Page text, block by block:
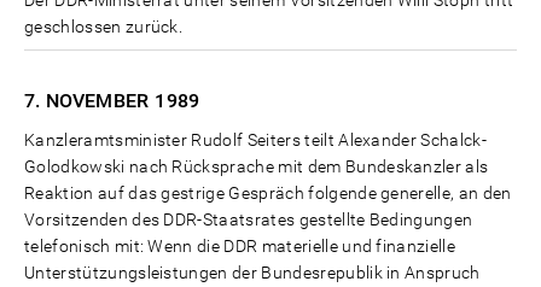
geschlossen zurück.
7. NOVEMBER 1989
Kanzleramtsminister Rudolf Seiters teilt Alexander Schalck-
Golodkowski nach Rücksprache mit dem Bundeskanzler als
Reaktion auf das gestrige Gespräch folgende generelle, an den
Vorsitzenden des DDR-Staatsrates gestellte Bedingungen
telefonisch mit: Wenn die DDR materielle und finanzielle
Unterstützungsleistungen der Bundesrepublik in Anspruch